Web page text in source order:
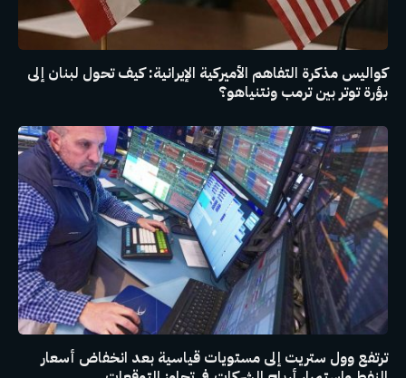
كواليس مذكرة التفاهم الأميركية الإيرانية: كيف تحول لبنان إلى
بؤرة توتر بين ترمب ونتنياهو؟
ترتفع وول ستريت إلى مستويات قياسية بعد انخفاض أسعار